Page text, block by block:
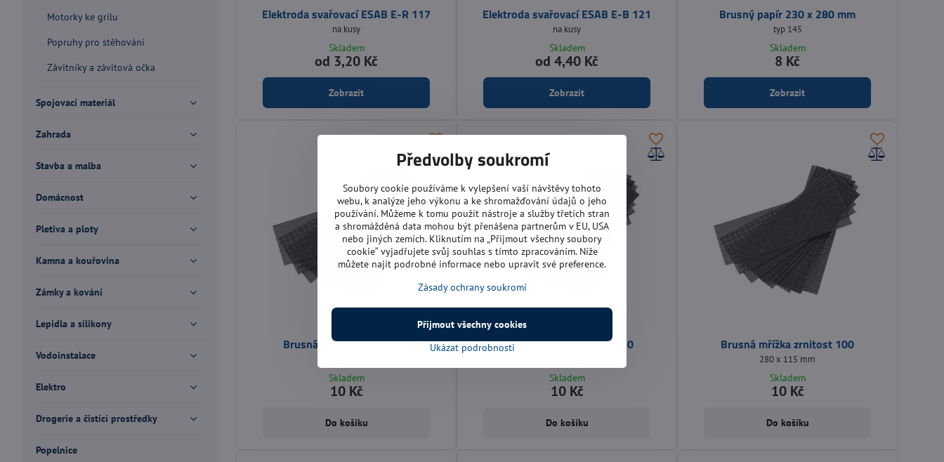
Elektroda svařovací ESAB E-R 117
na kusy
Skladem
od 3,20 Kč
Zobrazit
Elektroda svařovací ESAB E-B 121
na kusy
Skladem
od 4,40 Kč
Zobrazit
Brusný papír 230 x 280 mm
typ 145
Skladem
8 Kč
Zobrazit
Brusná mřížka zrnitost 80
Skladem
10 Kč
Do košíku
Brusná mřížka zrnitost 120
Skladem
10 Kč
Do košíku
Brusná mřížka zrnitost 100
280 x 115 mm
Skladem
10 Kč
Do košíku
Motorky ke grilu
Popruhy pro stěhování
Závitníky a závitová očka
Spojovací materiál
Zahrada
Stavba a malba
Domácnost
Pletiva a ploty
Kamna a kouřovina
Zámky a kování
Lepidla a silikony
Vodoinstalace
Elektro
Drogerie a čistící prostředky
Popelnice
Předvolby soukromí
Soubory cookie používáme k vylepšení vaší návštěvy tohoto
webu, k analýze jeho výkonu a ke shromažďování údajů o jeho
používání. Můžeme k tomu použít nástroje a služby třetích stran
a shromážděná data mohou být přenášena partnerům v EU, USA
nebo jiných zemích. Kliknutím na „Přijmout všechny soubory
cookie“ vyjadřujete svůj souhlas s tímto zpracováním. Níže
můžete najít podrobné informace nebo upravit své preference.
Zásady ochrany soukromí
Ukázat podrobnosti
Přijmout všechny cookies